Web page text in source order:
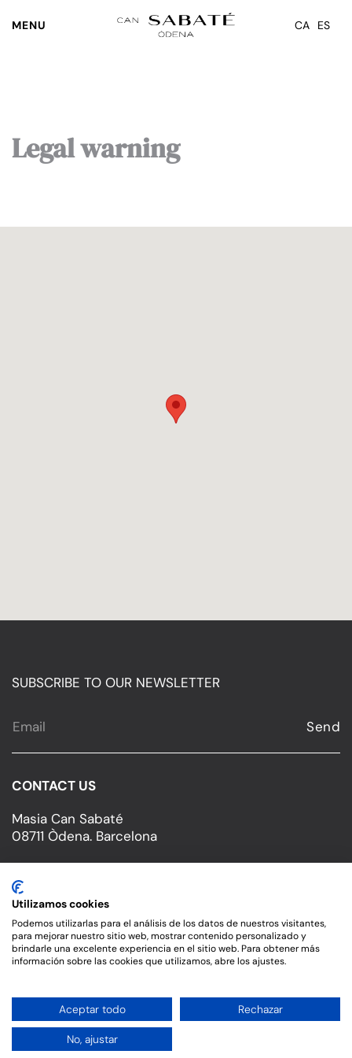
MENU CA ES
Legal warning
SUBSCRIBE TO OUR NEWSLETTER
CONTACT US
Masia Can Sabaté
08711 Òdena. Barcelona
T.
cristina@cansabate.com
©2026Can Sabaté. All rights reserved.
Legal warning Privacy policy Cookies policy
Utilizamos cookies
Podemos utilizarlas para el análisis de los datos de nuestros visitantes,
para mejorar nuestro sitio web, mostrar contenido personalizado y
brindarle una excelente experiencia en el sitio web. Para obtener más
información sobre las cookies que utilizamos, abre los ajustes.
Aceptar todo Rechazar
No, ajustar